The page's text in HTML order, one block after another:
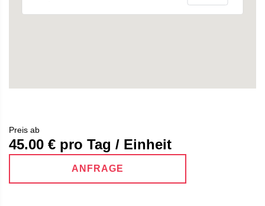
Preis ab
45.00 € pro Tag / Einheit
ANFRAGE